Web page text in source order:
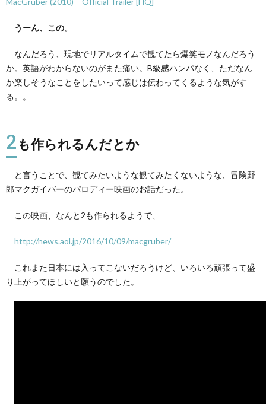
うーん、この。
なんだろう、現地でリアルタイムで観てたら爆笑モノなんだろう
か。英語がわからないのがまた痛い。B級感ハンパなく、ただなん
か楽しそうなことをしたいって感じは伝わってくるような気がす
る。。
2 も作られるんだとか
と言うことで、観てみたいような観てみたくないような、冒険野
郎マクガイバーのパロディー映画のお話だった。
この映画、なんと2も作られるようで、
http://news.aol.jp/2016/10/09/macgruber/
これまた日本には入ってこないだろうけど、いろいろ頑張って盛
り上がってほしいと願うのでした。